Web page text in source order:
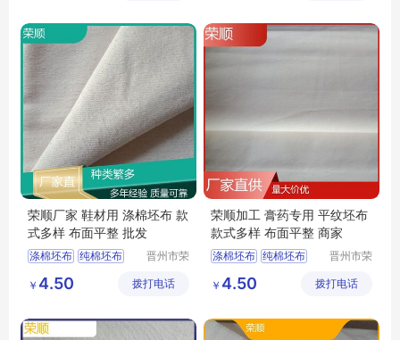
荣顺厂家 鞋材用 涤棉坯布 款
式多样 布面平整 批发
涤棉坯布 纯棉坯布
平纹坯布
晋州市荣
限公司
￥ 4.50 拨打电话
荣顺加工 膏药专用 平纹坯布
款式多样 布面平整 商家
涤棉坯布 纯棉坯布
平纹坯布
晋州市荣
限公司
￥ 4.50 拨打电话